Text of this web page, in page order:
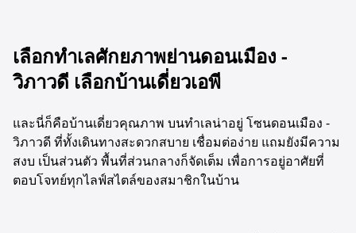
เลือกทำเลศักยภาพย่านดอนเมือง -
วิภาวดี เลือกบ้านเดี่ยวเอพี
และนี่ก็คือบ้านเดี่ยวคุณภาพ บนทำเลน่าอยู่ โซนดอนเมือง -
วิภาวดี ที่ทั้งเดินทางสะดวกสบาย เชื่อมต่อง่าย แถมยังมีความ
สงบ เป็นส่วนตัว พื้นที่ส่วนกลางก็จัดเต็ม เพื่อการอยู่อาศัยที่
ตอบโจทย์ทุกไลฟ์สไตล์ของสมาชิกในบ้าน